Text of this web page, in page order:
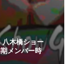
八木橋ショー
メンバー時